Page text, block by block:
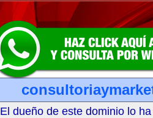
El dueño de este dominio lo